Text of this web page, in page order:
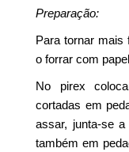
Preparação:
Para tornar mais
o forrar com
No pirex
cortadas em
assar, junta-se
também em